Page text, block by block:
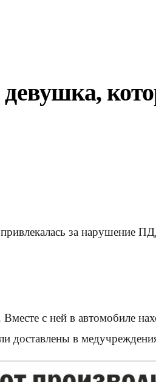
за нарушение
с ней в автомобиле
доставлены в